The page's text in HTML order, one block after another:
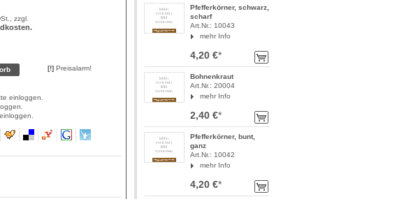
Pfefferkörner, schwarz,
scharf
Art.Nr.: 10043
mehr Info
4,20 €*
Bohnenkraut
Art.Nr.: 20004
mehr Info
2,40 €*
Pfefferkörner, bunt,
ganz
Art.Nr.: 10042
mehr Info
4,20 €*
zzgl.
[!] Preisalarm!
einloggen.